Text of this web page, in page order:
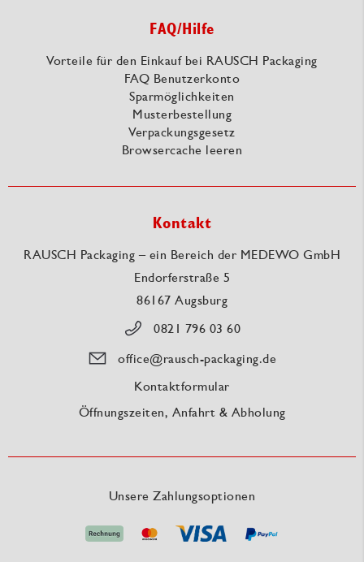
FAQ/Hilfe
Vorteile für den Einkauf bei RAUSCH Packaging
FAQ Benutzerkonto
Sparmöglichkeiten
Musterbestellung
Verpackungsgesetz
Browsercache leeren
Kontakt
RAUSCH Packaging – ein Bereich der MEDEWO GmbH
Endorferstraße 5
86167 Augsburg
0821 796 03 60
office@rausch-packaging.de
Kontaktformular
Öffnungszeiten, Anfahrt & Abholung
Unsere Zahlungsoptionen